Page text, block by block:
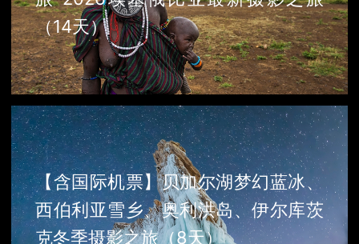
（14天）
【含国际机票】贝加尔湖梦幻蓝冰、
西伯利亚雪乡、奥利洪岛、伊尔库茨
克冬季摄影之旅（8天）